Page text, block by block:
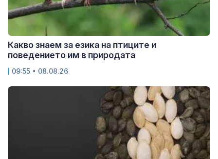
Какво знаем за езика на птиците и
поведението им в природата
09:55 • 08.08.26